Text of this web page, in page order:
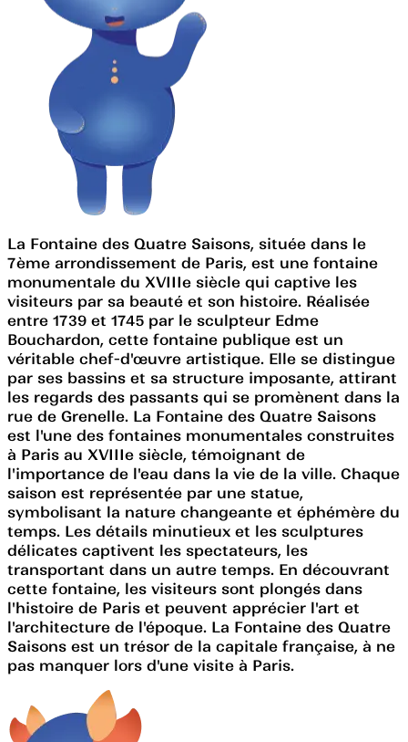
La Fontaine des Quatre Saisons, située dans le
7ème arrondissement de Paris, est une fontaine
monumentale du XVIIIe siècle qui captive les
visiteurs par sa beauté et son histoire. Réalisée
entre 1739 et 1745 par le sculpteur Edme
Bouchardon, cette fontaine publique est un
véritable chef-d'œuvre artistique. Elle se distingue
par ses bassins et sa structure imposante, attirant
les regards des passants qui se promènent dans la
rue de Grenelle. La Fontaine des Quatre Saisons
est l'une des fontaines monumentales construites
à Paris au XVIIIe siècle, témoignant de
l'importance de l'eau dans la vie de la ville. Chaque
saison est représentée par une statue,
symbolisant la nature changeante et éphémère du
temps. Les détails minutieux et les sculptures
délicates captivent les spectateurs, les
transportant dans un autre temps. En découvrant
cette fontaine, les visiteurs sont plongés dans
l'histoire de Paris et peuvent apprécier l'art et
l'architecture de l'époque. La Fontaine des Quatre
Saisons est un trésor de la capitale française, à ne
pas manquer lors d'une visite à Paris.